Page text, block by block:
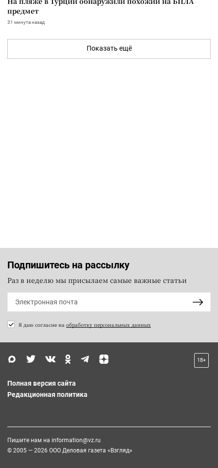
предмет
31 минута назад
Показать ещё
Подпишитесь на рассылку
Раз в неделю мы присылаем самые важные статьи
Я даю согласие на обработку персональных данных
18+
Полная версия сайта
Редакционная политика
Пишите нам на information@vz.ru
© 2005 — 2026 ООО Деловая газета «Взгляд»